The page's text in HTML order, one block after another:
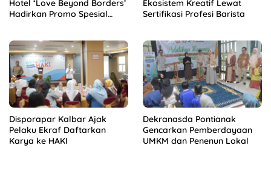
Hotel ‘Love Beyond Borders’
Hadirkan Promo Spesial
Ekosistem Kreatif Lewat
Sertifikasi Profesi Barista
Disporapar Kalbar Ajak
Pelaku Ekraf Daftarkan
Karya ke HAKI
Dekranasda Pontianak
Gencarkan Pemberdayaan
UMKM dan Penenun Lokal